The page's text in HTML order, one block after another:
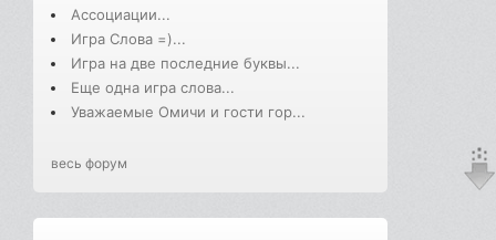
Ассоциации...
Игра Слова =)...
Игра на две последние буквы...
Еще одна игра слова...
Уважаемые Омичи и гости гор...
весь форум